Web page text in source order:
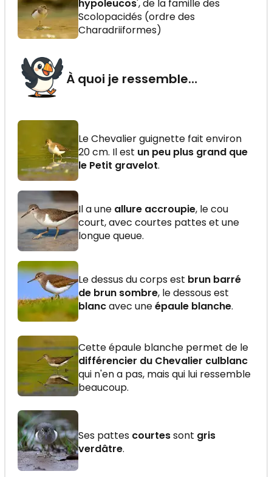
hypoleucos', de la famille des
Scolopacidés (ordre des
Charadriiformes)
À quoi je ressemble…
Le Chevalier guignette fait environ
20 cm. Il est un peu plus grand que
le Petit gravelot.
Il a une allure accroupie, le cou
court, avec courtes pattes et une
longue queue.
Le dessus du corps est brun barré
de brun sombre, le dessous est
blancavec uneépaule blanche.
Cette épaule blanche permet de le
différencier du Chevalier culblanc
qui n'en a pas, mais qui lui ressemble
beaucoup.
Ses pattes courtessont gris
verdâtre.